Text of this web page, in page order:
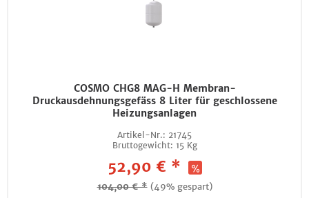
COSMO CHG8 MAG-H Membran-
Druckausdehnungsgefäss 8 Liter für geschlossene
Heizungsanlagen
Artikel-Nr.: 21745
Bruttogewicht: 15 Kg
52,90 € *
104,00 € * (49% gespart)